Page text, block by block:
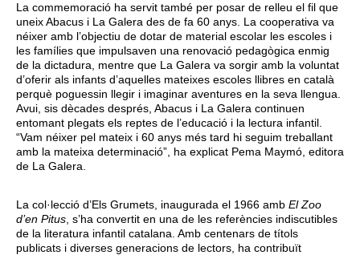
La commemoració ha servit també per posar de relleu el fil que
uneix Abacus i La Galera des de fa 60 anys. La cooperativa va
néixer amb l’objectiu de dotar de material escolar les escoles i
les famílies que impulsaven una renovació pedagògica enmig
de la dictadura, mentre que La Galera va sorgir amb la voluntat
d’oferir als infants d’aquelles mateixes escoles llibres en català
perquè poguessin llegir i imaginar aventures en la seva llengua.
Avui, sis dècades després, Abacus i La Galera continuen
entomant plegats els reptes de l’educació i la lectura infantil.
“Vam néixer pel mateix i 60 anys més tard hi seguim treballant
amb la mateixa determinació”, ha explicat Pema Maymó, editora
de La Galera.
La col·lecció d’Els Grumets, inaugurada el 1966 amb El Zoo
d’en Pitus , s’ha convertit en una de les referències indiscutibles
de la literatura infantil catalana. Amb centenars de títols
publicats i diverses generacions de lectors, ha contribuït